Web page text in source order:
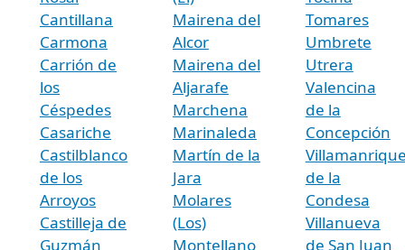
Cantillana
Carmona
Carrión de
los
Céspedes
Casariche
Castilblanco
de los
Arroyos
Castilleja de
Guzmán
Mairena del
Alcor
Mairena del
Aljarafe
Marchena
Marinaleda
Martín de la
Jara
Molares
(Los)
Montellano
Tomares
Umbrete
Utrera
Valencina
de la
Concepción
de la
Condesa
Villanueva
de San Juan